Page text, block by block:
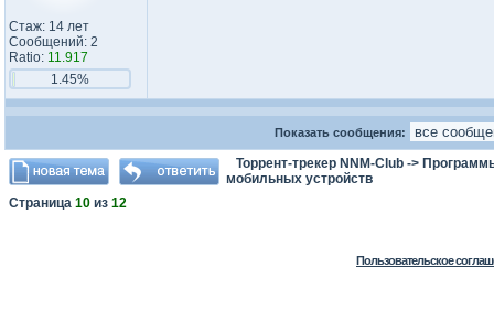
Стаж: 14 лет
Сообщений: 2
Ratio: 11.917
1.45%
Показать сообщения:
Торрент-трекер NNM-Club ->
мобильных устройств
Страница 10 из 12
Пользовательское